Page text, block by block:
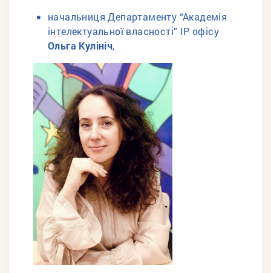
начальниця Департаменту “Академія
інтелектуальної власності” ІР офісу
Ольга Кулініч,